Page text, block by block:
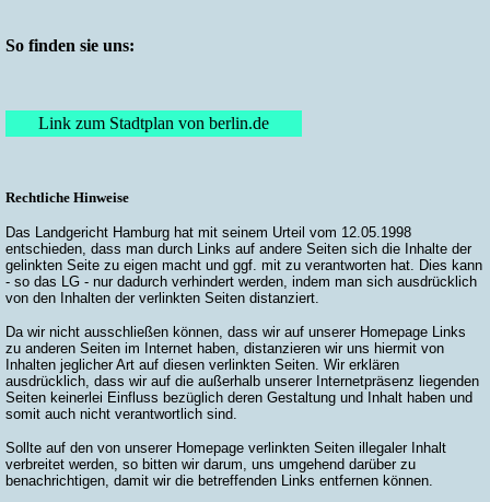
So finden sie uns:
Link zum Stadtplan von berlin.de
Rechtliche Hinweise
Das Landgericht Hamburg hat mit seinem Urteil vom 12.05.1998
entschieden, dass man durch Links auf andere Seiten sich die Inhalte der
gelinkten Seite zu eigen macht und ggf. mit zu verantworten hat. Dies kann
- so das LG - nur dadurch verhindert werden, indem man sich ausdrücklich
von den Inhalten der verlinkten Seiten distanziert.
Da wir nicht ausschließen können, dass wir auf unserer Homepage Links
zu anderen Seiten im Internet haben, distanzieren wir uns hiermit von
Inhalten jeglicher Art auf diesen verlinkten Seiten. Wir erklären
ausdrücklich, dass wir auf die außerhalb unserer Internetpräsenz liegenden
Seiten keinerlei Einfluss bezüglich deren Gestaltung und Inhalt haben und
somit auch nicht verantwortlich sind.
Sollte auf den von unserer Homepage verlinkten Seiten illegaler Inhalt
verbreitet werden, so bitten wir darum, uns umgehend darüber zu
benachrichtigen, damit wir die betreffenden Links entfernen können.